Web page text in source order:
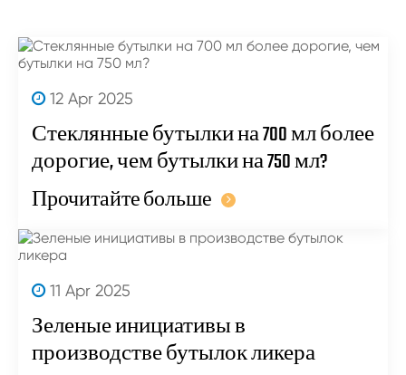
12 Apr 2025
Стеклянные бутылки на 700 мл более
дорогие, чем бутылки на 750 мл?
Прочитайте больше
11 Apr 2025
Зеленые инициативы в
производстве бутылок ликера